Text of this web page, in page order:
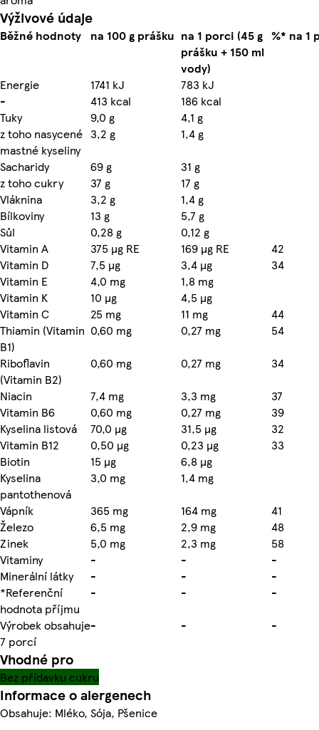
Výživové údaje
Běžné hodnoty na 100 g prášku na 1 porci (45 g
prášku + 150 ml
vody)
%* na 1
Energie 1741 kJ
783 kJ
-
413 kcal
186 kcal
Tuky
9,0 g
4,1 g
z toho nasycené
mastné kyseliny
3,2 g
1,4 g
Sacharidy
69 g
31 g
z toho cukry
37 g
17 g
Vláknina
3,2 g
1,4 g
Bílkoviny
13 g
5,7 g
Sůl
0,28 g
0,12 g
Vitamin A
375 µg RE 169 µg RE
42
Vitamin D
7,5 µg 3,4 µg
34
Vitamin E
4,0 mg
1,8 mg
Vitamin K
10 µg
4,5 µg
Vitamin C
25 mg 11 mg
44
Thiamin (Vitamin
B1)
0,60 mg 0,27 mg
54
Riboflavin
(Vitamin B2)
0,60 mg 0,27 mg
34
Niacin
7,4 mg 3,3 mg
37
Vitamin B6
0,60 mg 0,27 mg
39
Kyselina listová
70,0 µg 31,5 µg
32
Vitamin B12
0,50 µg 0,23 µg
33
Biotin
15 µg
6,8 µg
Kyselina
pantothenová
3,0 mg
1,4 mg
Vápník
365 mg 164 mg
41
Železo
6,5 mg 2,9 mg
48
Zinek
5,0 mg 2,3 mg
58
Vitaminy
- -
-
Minerální látky
- -
-
*Referenční
hodnota příjmu
- -
-
Výrobek obsahuje
7 porcí
- - -
Vhodné pro
Bez přídavku cukru
Informace o alergenech
Obsahuje: Mléko, Sója, Pšenice